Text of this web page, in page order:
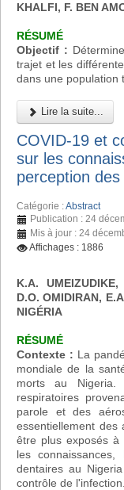
KHALFI, F. BEN
RÉSUMÉ
Objectif :
trajet et les
dans une population
Lire la suite...
COVID-19 et
sur les
perception
Catégorie :Abstract
Publication : 24
Mis à jour : 24
Affichages : 1886
K.A.
D.O. OMIDIRAN,
NIGÉRIA
RÉSUMÉ
Contexte : La
mondiale de la
morts au
respiratoires
parole et des
essentiellement des
être plus exposés à
les
dentaires au
contrôle de l'infection.